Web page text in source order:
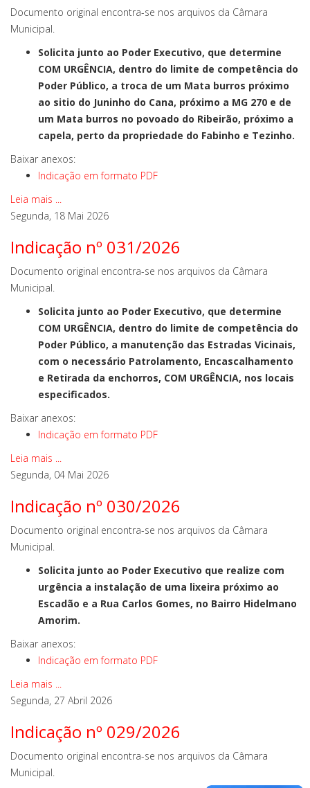
Documento original encontra-se nos arquivos da Câmara
Municipal.
Solicita junto ao Poder Executivo, que determine
COM URGÊNCIA, dentro do limite de competência do
Poder Público, a troca de um Mata burros próximo
ao sitio do Juninho do Cana, próximo a MG 270 e de
um Mata burros no povoado do Ribeirão, próximo a
capela, perto da propriedade do Fabinho e Tezinho.
Baixar anexos:
Indicação em formato PDF
Leia mais ...
Segunda, 18 Mai 2026
Indicação nº 031/2026
Documento original encontra-se nos arquivos da Câmara
Municipal.
Solicita junto ao Poder Executivo, que determine
COM URGÊNCIA, dentro do limite de competência do
Poder Público, a manutenção das Estradas Vicinais,
com o necessário Patrolamento, Encascalhamento
e Retirada da enchorros, COM URGÊNCIA, nos locais
especificados.
Baixar anexos:
Indicação em formato PDF
Leia mais ...
Segunda, 04 Mai 2026
Indicação nº 030/2026
Documento original encontra-se nos arquivos da Câmara
Municipal.
Solicita junto ao Poder Executivo que realize com
urgência a instalação de uma lixeira próximo ao
Escadão e a Rua Carlos Gomes, no Bairro Hidelmano
Amorim.
Baixar anexos:
Indicação em formato PDF
Leia mais ...
Segunda, 27 Abril 2026
Indicação nº 029/2026
Documento original encontra-se nos arquivos da Câmara
Municipal.